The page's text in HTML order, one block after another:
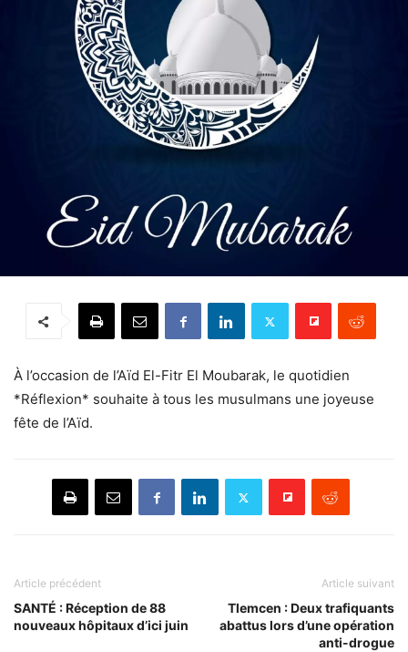
À l’occasion de l’Aïd El-Fitr El Moubarak, le quotidien
*Réflexion* souhaite à tous les musulmans une joyeuse
fête de l’Aïd.
Article précédent
SANTÉ : Réception de 88
nouveaux hôpitaux d’ici juin
Article suivant
Tlemcen : Deux trafiquants
abattus lors d’une opération
anti-drogue